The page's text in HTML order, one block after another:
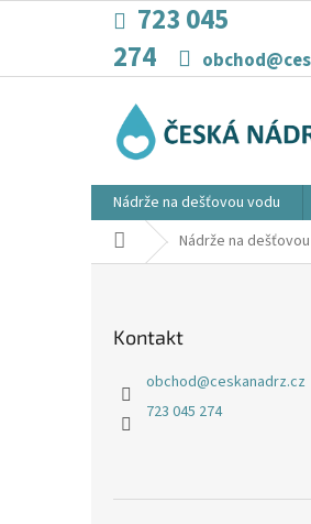
723 045
274
Nádrže na dešťovou vodu
Domů Nádrže na
Kontakt
obchod@ceskanadrz.cz
723 045 274